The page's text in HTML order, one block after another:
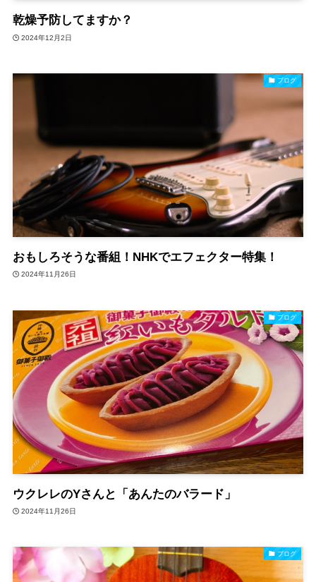
乾燥予防してますか？
2024年12月2日
ブログ
おもしろそうな番組！NHKでエフェクター特集！
2024年11月26日
ブログ
ウクレレのYさんと「あんたのバラード」
2024年11月26日
ブログ